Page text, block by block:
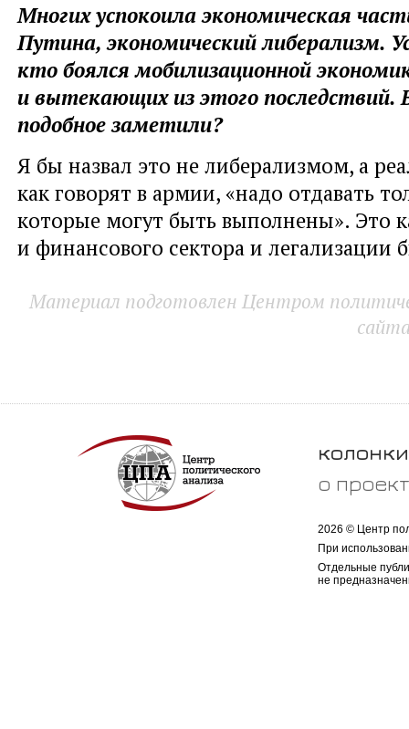
Многих успокоила экономическая
Путина, экономический либерализм.
кто боялся мобилизационной
и вытекающих из этого
подобное заметили?
Я бы назвал это не либерализмом, а
как говорят в армии, «надо отдавать
которые могут быть выполнены». Это
и финансового сектора и легализации
Материал подготовлен Центром
колонки
о
2026 © Центр
При
Отдельные
не